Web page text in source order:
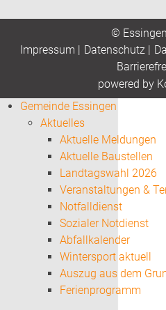
©
Impressum | Datenschutz|
powered by
Gemeinde Essingen
Aktuelles
Aktuelle Meldungen
Aktuelle Baustellen
Landtagswahl 2026
Veranstaltungen &
Notfalldienst
Sozialer Notdienst
Abfallkalender
Wintersport aktuell
Auszug aus dem
Ferienprogramm